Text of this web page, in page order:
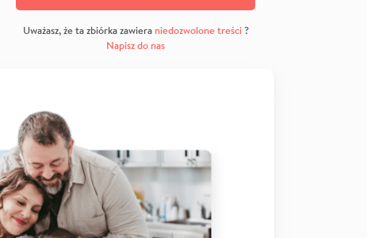
Uważasz, że ta zbiórka zawiera niedozwolone treści?
Napisz do nas